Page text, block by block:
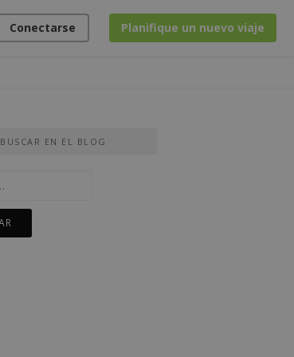
Conectarse Planifique un nuevo viaje
BUSCAR EN EL BLOG